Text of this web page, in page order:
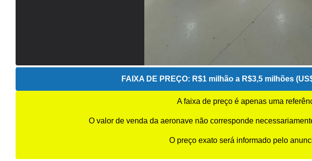
FAIXA DE PREÇO: R$1 milhão a R$3,5 milhões
A faixa de preço é apenas uma
O valor de venda da aeronave não corresponde
O preço exato será informado pelo